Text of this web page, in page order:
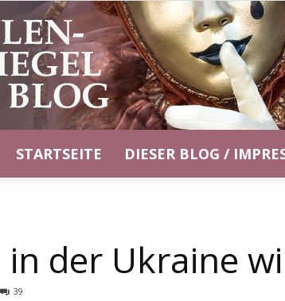
STARTSEITE DIESER BLOG /
der Ukraine
39